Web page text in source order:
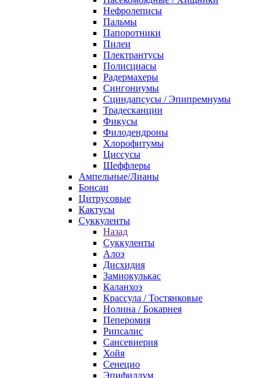
Нефролеписы
Пальмы
Папоротники
Пилеи
Плектрантусы
Полисциасы
Радермахеры
Сингониумы
Сциндапсусы / Эпипремнумы
Традесканции
Фикусы
Филодендроны
Хлорофитумы
Циссусы
Шеффлеры
Ампельные/Лианы
Бонсаи
Цитрусовые
Кактусы
Суккуленты
Назад
Суккуленты
Алоэ
Дисхидия
Замиокулькас
Каланхоэ
Крассула / Тостянковые
Нолина / Бокарнея
Пеперомия
Рипсалис
Сансевиерия
Хойя
Сенецио
Эпифиллум